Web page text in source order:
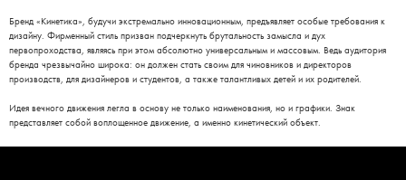
Бренд «Кинетика», будучи экстремально инновационным, предъявляет особые требования к
дизайну. Фирменный стиль призван подчеркнуть брутальность замысла и дух
первопроходства, являясь при этом абсолютно универсальным и массовым. Ведь аудитория
бренда чрезвычайно широка: он должен стать своим для чиновников и директоров
производств, для дизайнеров и студентов, а также талантливых детей и их родителей.
Идея вечного движения легла в основу не только наименования, но и графики. Знак
представляет собой воплощенное движение, а именно кинетический объект.